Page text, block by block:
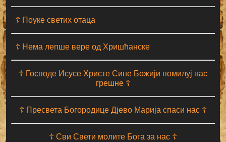
☦ Поуке светих отаца
☦ Нема лепше вере од Хришћанске
☦ Господе Исусе Христе Сине Божији помилуј нас
грешне ☦
☦ Пресвета Богородице Дјево Марија спаси нас ☦
☦ Сви Свети молите Бога за нас ☦